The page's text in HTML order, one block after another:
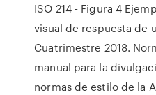
ISO 214 - Figura 4
visual de respuesta de
Cuatrimestre 2018.
manual para la
normas de estilo de la